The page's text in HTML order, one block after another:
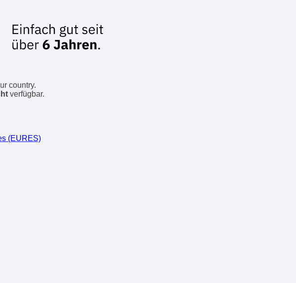
country.
verfügbar.
(EURES)